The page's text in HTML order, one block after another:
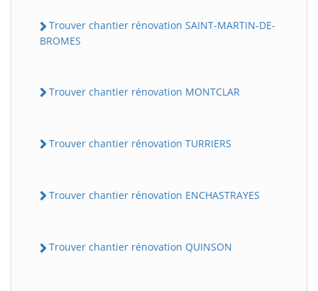
Trouver chantier rénovation SAINT-MARTIN-DE-
BROMES
Trouver chantier rénovation MONTCLAR
Trouver chantier rénovation TURRIERS
Trouver chantier rénovation ENCHASTRAYES
Trouver chantier rénovation QUINSON